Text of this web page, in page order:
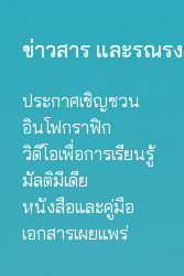
ข่าวสาร และรณร
ประกาศเชิญชวน
อินโฟกราฟิก
วิดีโอเพื่อการเรียนรู้
มัลติมีเดีย
หนังสือและคู่มือ
เอกสารเผยแพร่